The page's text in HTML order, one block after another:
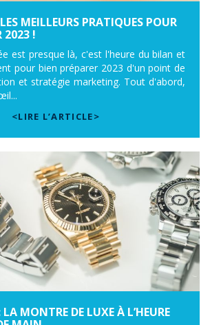
MEILLEURS PRATIQUES POUR
2023 !
est presque là, c'est l'heure du bilan et
pour bien préparer 2023 d'un point de
et stratégie marketing. Tout d'abord,
<LIRE L’ARTICLE>
MONTRE DE LUXE À L’HEURE